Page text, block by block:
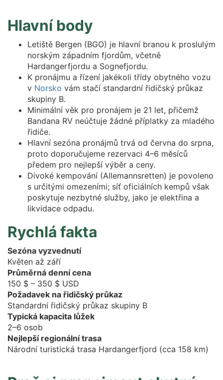
Hlavní body
Letiště Bergen (BGO) je hlavní branou k proslulým
norským západním fjordům, včetně
Hardangerfjordu a Sognefjordu.
K pronájmu a řízení jakékoli třídy obytného vozu
v Norsko vám stačí standardní řidičský průkaz
skupiny B.
Minimální věk pro pronájem je 21 let, přičemž
Bandana RV neúčtuje žádné příplatky za mladého
řidiče.
Hlavní sezóna pronájmů trvá od června do srpna,
proto doporučujeme rezervaci 4–6 měsíců
předem pro nejlepší výběr a ceny.
Divoké kempování (Allemannsretten) je povoleno
s určitými omezeními; síť oficiálních kempů však
poskytuje nezbytné služby, jako je elektřina a
likvidace odpadu.
Rychlá fakta
Sezóna vyzvednutí
Květen až září
Průměrná denní cena
150 $ – 350 $ USD
Požadavek na řidičský průkaz
Standardní řidičský průkaz skupiny B
Typická kapacita lůžek
2–6 osob
Nejlepší regionální trasa
Národní turistická trasa Hardangerfjord (cca 158 km)